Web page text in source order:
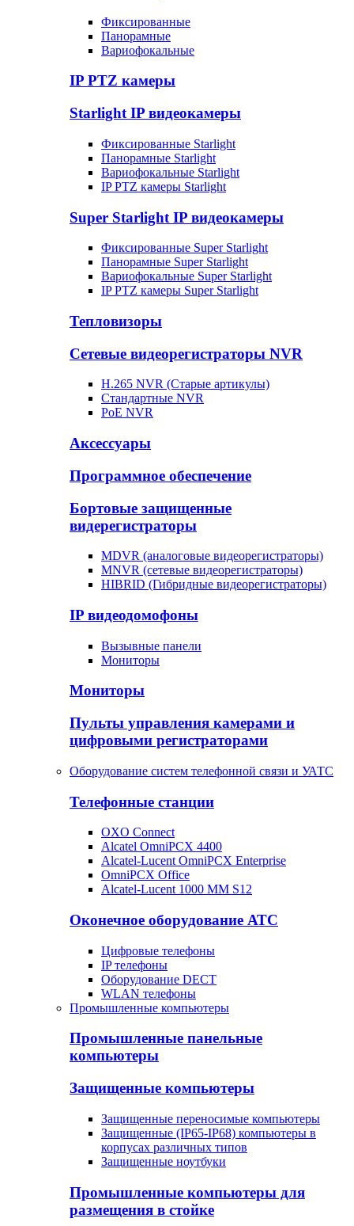
Фиксированные
Панорамные
Вариофокальные
IP PTZ камеры
Starlight IP видеокамеры
Фиксированные Starlight
Панорамные Starlight
Вариофокальные Starlight
IP PTZ камеры Starlight
Super Starlight IP видеокамеры
Фиксированные Super Starlight
Панорамные Super Starlight
Вариофокальные Super Starlight
IP PTZ камеры Super Starlight
Тепловизоры
Сетевые видеорегистраторы NVR
H.265 NVR (Старые артикулы)
Стандартные NVR
PoE NVR
Аксессуары
Программное обеспечение
Бортовые защищенные
видерегистраторы
MDVR (аналоговые видеорегистраторы)
MNVR (сетевые видеорегистраторы)
HIBRID (Гибридные видеорегистраторы)
IP видеодомофоны
Вызывные панели
Мониторы
Мониторы
Пульты управления камерами и
цифровыми регистраторами
Оборудование систем телефонной связи и УАТС
Телефонные станции
OXO Connect
Alcatel OmniPCX 4400
Alcatel-Lucent OmniPCX Enterprise
OmniPCX Office
Alcatel-Lucent 1000 MM S12
Оконечное оборудование АТС
Цифровые телефоны
IP телефоны
Оборудование DECT
WLAN телефоны
Промышленные компьютеры
Промышленные панельные
компьютеры
Защищенные компьютеры
Защищенные переносимые компьютеры
Защищенные (IP65-IP68) компьютеры в
корпусах различных типов
Защищенные ноутбуки
Промышленные компьютеры для
размещения в стойке